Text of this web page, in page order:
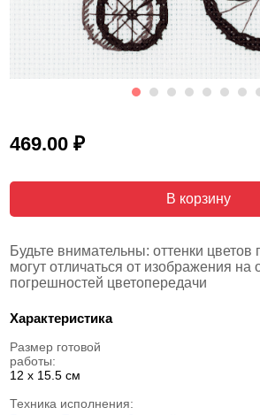
469.00 ₽
В корзину
Будьте внимательны: оттенки
могут отличаться от изображения на
погрешностей цветопередачи
Характеристика
Размер готовой
работы:
12 x 15.5 см
Техника исполнения: